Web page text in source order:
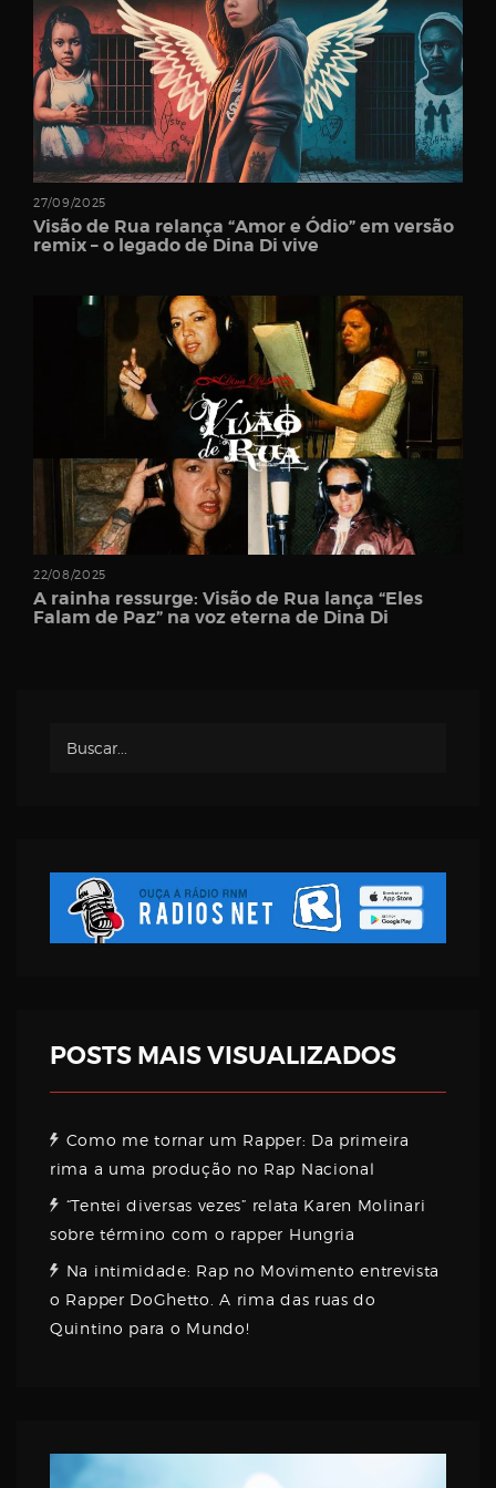
Password
Remember
Register
Username
Password
27/09/2025
Visão de Rua relança “Amor e Ódio” em versão
remix – o legado de Dina Di vive
22/08/2025
A rainha ressurge: Visão de Rua lança “Eles
Falam de Paz” na voz eterna de Dina Di
POSTS MAIS VISUALIZADOS
Como me tornar um Rapper: Da primeira
rima a uma produção no Rap Nacional
“Tentei diversas vezes” relata Karen Molinari
sobre término com o rapper Hungria
Na intimidade: Rap no Movimento entrevista
o Rapper DoGhetto. A rima das ruas do
Quintino para o Mundo!